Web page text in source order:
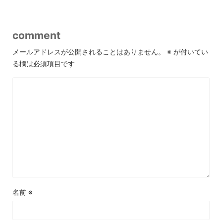
comment
メールアドレスが公開されることはありません。 ※ が付いてい
る欄は必須項目です
名前 ※